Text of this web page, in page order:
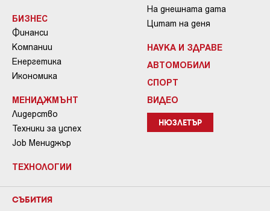
БИЗНЕС
Финанси
Компании
Енергетика
Икономика
МЕНИДЖМЪНТ
Лидерство
Техники за успех
Job Мениджър
ТЕХНОЛОГИИ
На днешната дата
Цитат на деня
НАУКА И ЗДРАВЕ
АВТОМОБИЛИ
СПОРТ
ВИДЕО
НЮЗЛЕТЪР
СЪБИТИЯ